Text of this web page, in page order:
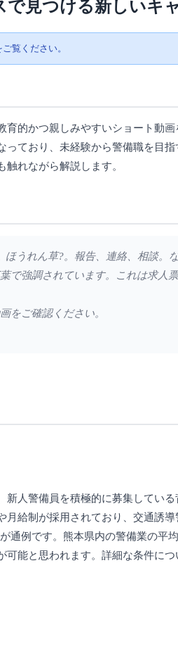
で見つける新しいキ
ご覧ください。
的かつ親しみやすいショート動
ており、未経験から警備職を目
れながら解説します。
うれん草?。報告、連絡、相談。
で強調されています。これは求人
をご確認ください。
人警備員を積極的に募集してい
給制が採用されており、交通誘
通例です。熊本県内の警備業の平
能と思われます。詳細な条件に